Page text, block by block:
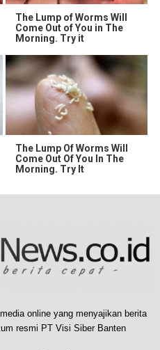
The Lump of Worms Will
Come Out of You in The
Morning. Try it
The Lump Of Worms Will
Come Out Of You In The
Morning. Try It
online yang menyajikan berita
resmi PT Visi Siber Banten